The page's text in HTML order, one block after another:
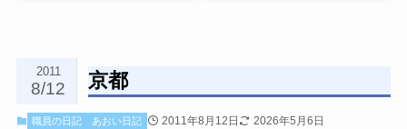
京都
2011
8/12
職員の日記 あおい日記 2011年8月12日 2026年5月6日